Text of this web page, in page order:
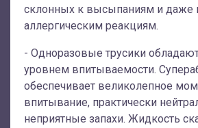
склонных к высыпаниям и даже
аллергическим реакциям.
- Одноразовые трусики
уровнем впитываемости.
обеспечивает великолепное
впитывание, практически
неприятные запахи. Жидкость